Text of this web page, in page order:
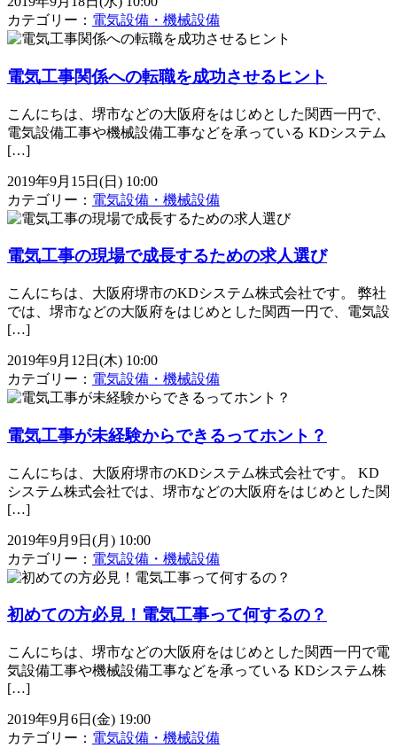
カテゴリー： 電気設備・機械設備
電気工事関係への転職を成功させるヒント
こんにちは、堺市などの大阪府をはじめとした関西一円で、
電気設備工事や機械設備工事などを承っている KDシステム
[…]
2019年9月15日(日) 10:00
カテゴリー： 電気設備・機械設備
電気工事の現場で成長するための求人選び
こんにちは、大阪府堺市のKDシステム株式会社です。 弊社
では、堺市などの大阪府をはじめとした関西一円で、電気設
[…]
2019年9月12日(木) 10:00
カテゴリー： 電気設備・機械設備
電気工事が未経験からできるってホント？
こんにちは、大阪府堺市のKDシステム株式会社です。 KD
システム株式会社では、堺市などの大阪府をはじめとした関
[…]
2019年9月9日(月) 10:00
カテゴリー： 電気設備・機械設備
初めての方必見！電気工事って何するの？
こんにちは、堺市などの大阪府をはじめとした関西一円で電
気設備工事や機械設備工事などを承っている KDシステム株
[…]
2019年9月6日(金) 19:00
カテゴリー： 電気設備・機械設備